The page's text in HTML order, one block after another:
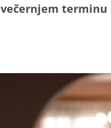
večernjem terminu